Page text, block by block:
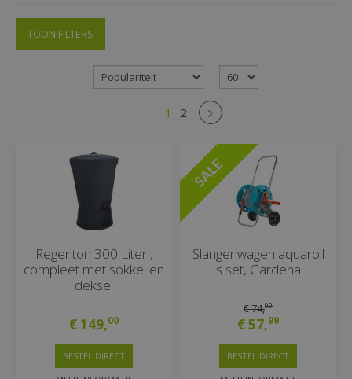
TOON FILTERS
1 2
Regenton 300 Liter ,
compleet met sokkel en
deksel
€149,00
BESTEL DIRECT
Slangenwagen aquaroll
s set, Gardena
€74,99
€57,99
BESTEL DIRECT